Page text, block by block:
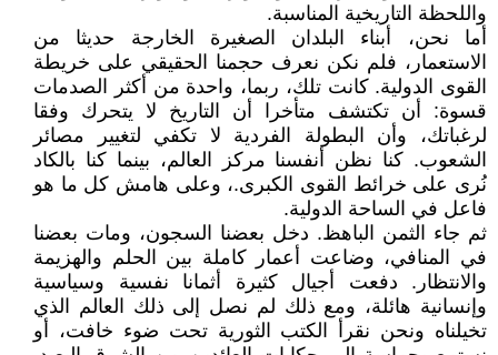
واللحظة التاريخية المناسبة.
أما نحن، أبناء البلدان الصغيرة الخارجة حديثا من
الاستعمار، فلم نكن نعرف حجمنا الحقيقي على خريطة
القوى الدولية. كانت تلك، ربما، واحدة من أكثر الصدمات
قسوة: أن تكتشف متأخرا أن التاريخ لا يتحرك وفقا
لرغباتك، وأن البطولة الفردية لا تكفي لتغيير مصائر
الشعوب. كنا نظن أنفسنا مركز العالم، بينما كنا بالكاد
نُرى على خرائط القوى الكبرى.، وعلى هامش كل ما هو
فاعل في الساحة الدولية.
ثم جاء الثمن الباهظ. دخل بعضنا السجون، ومات بعضنا
في المنافي، وضاعت أعمار كاملة بين الحلم والهزيمة
والانتظار. دفعت أجيال كثيرة أثمانا نفسية وسياسية
وإنسانية هائلة، ومع ذلك لم نصل إلى ذلك العالم الذي
تخيلناه ونحن نقرأ الكتب الثورية تحت ضوء خافت، أو